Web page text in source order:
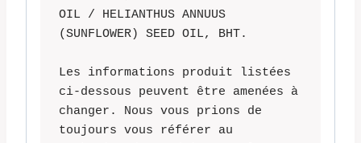
OIL / HELIANTHUS ANNUUS
(SUNFLOWER) SEED OIL, BHT.
Les informations produit listées
ci-dessous peuvent être amenées à
changer. Nous vous prions de
toujours vous référer au